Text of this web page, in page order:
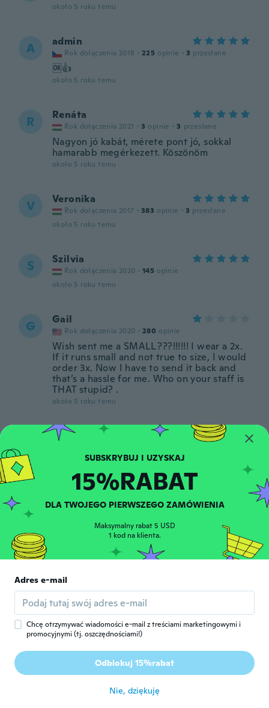
około 5 roku temu
A admin
Rok dołączenia 2018 · 225 opinie · 3 przesłane
🆗👍
około 5 roku temu
R Renáta
Rok dołączenia 2021 · 3 opinie · 3 przesłane
Nagyon jó kabát, mérete pont jó, sokkal
hamarabb megérkezett. Köszönöm
około 5 roku temu
V Veronika
Rok dołączenia 2017 · 383 opinie · 3 przesłane
około 5 roku temu
S Szilvia
Rok dołączenia 2020 · 145 opinie
około 5 roku temu
G Gail
Rok dołączenia 2020 · 280 opinie
Wish sent me a SMALL ???!!!!!! I wear a 2x.
If it runs small and not true to size, I would
order 3x. Now I have to send it back and
that’s a hassle for me. Who on your staff is
THAT stupid? .
około 5 roku temu
Zsófia
Jó fazon, megfelelő méret, jó a minőség.
Időre érkezett.
około 5 roku temu
I Ika
Rok dołączenia 2020 · 6 opinie
około 5 roku temu
H Heike
Rok dołączenia 2020 · 6 opinie · 1 przesłane
Sehr schöne Übergangsjacke
15%RABAT
DLA TWOJEGO PIERWSZEGO ZAMÓWIENIA
Maksymalny rabat 5 USD
1 kod na klienta.
Adres e-mail
Chcę otrzymywać wiadomości e-mail z treściami marketingowymi i
promocyjnymi (tj. oszczędnościami!)
Odblokuj 15%rabat
Nie, dziękuję